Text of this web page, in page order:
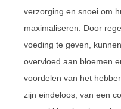
verzorging en snoei om
maximaliseren. Door
voeding te geven,
overvloed aan bloemen
voordelen van het
zijn eindeloos, van een